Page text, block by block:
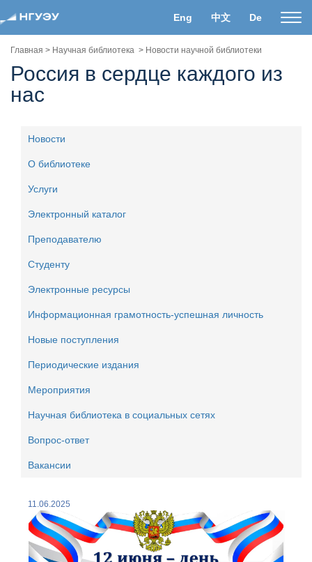
Eng 中文 De
Главная > Научная библиотека > Новости научной библиотеки
Россия в сердце каждого из
нас
Новости
О библиотеке
Услуги
Электронный каталог
Преподавателю
Студенту
Электронные ресурсы
Информационная грамотность-успешная личность
Новые поступления
Периодические издания
Мероприятия
Научная библиотека в социальных сетях
Вопрос-ответ
Вакансии
11.06.2025